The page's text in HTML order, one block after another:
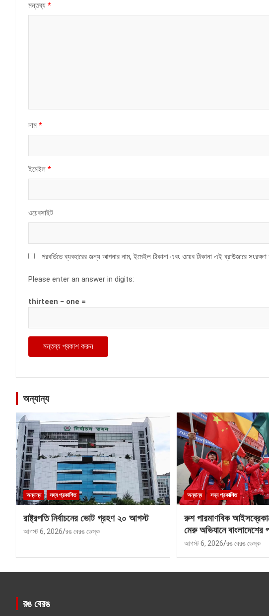
মন্তব্য *
নাম *
ইমেইল *
ওয়েবসাইট
পরবর্তিতে ব্যবহারের জন্য আপনার নাম, ইমেইল ঠিকানা এবং ওয়েব ঠিকানা এই ব্রাউজারে
Please enter an answer in digits:
thirteen − one =
অন্যান্য
অন্যান্য সদ্য প্রকাশিত
রাষ্ট্রপতি নির্বাচনের ভোট গ্রহণ ২০ আগস্ট
আগস্ট 6, 2026 রঙ বেরঙ ডেস্ক
অন্যান্য সদ্য প্রকাশিত
রুশ পারমাণবিক
মেরু অভিযানে বাংলাদেশের
আগস্ট 6, 2026 রঙ বেরঙ ডেস্ক
রঙ বেরঙ